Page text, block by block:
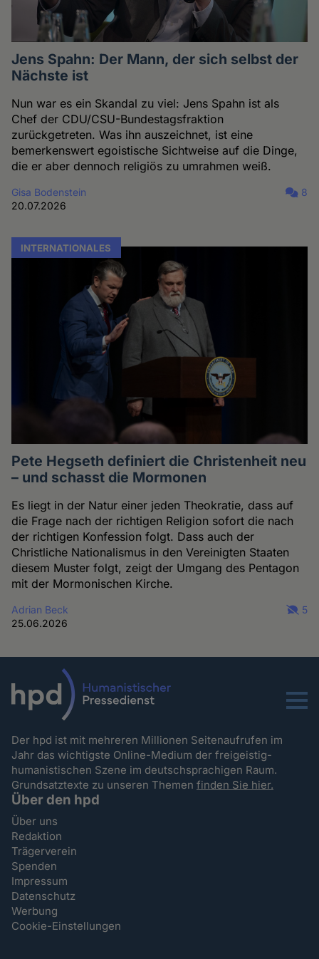
Jens Spahn: Der Mann, der sich selbst der
Nächste ist
Nun war es ein Skandal zu viel: Jens Spahn ist als
Chef der CDU/CSU-Bundestagsfraktion
zurückgetreten. Was ihn auszeichnet, ist eine
bemerkenswert egoistische Sichtweise auf die Dinge,
die er aber dennoch religiös zu umrahmen weiß.
Gisa Bodenstein
20.07.2026
8
INTERNATIONALES
Pete Hegseth definiert die Christenheit neu
– und schasst die Mormonen
Es liegt in der Natur einer jeden Theokratie, dass auf
die Frage nach der richtigen Religion sofort die nach
der richtigen Konfession folgt. Dass auch der
Christliche Nationalismus in den Vereinigten Staaten
diesem Muster folgt, zeigt der Umgang des Pentagon
mit der Mormonischen Kirche.
Adrian Beck
25.06.2026
5
Menu
Der hpd ist mit mehreren Millionen Seitenaufrufen im
Jahr das wichtigste Online-Medium der freigeistig-
humanistischen Szene im deutschsprachigen Raum.
Grundsatztexte zu unseren Themenfinden Sie hier.
Über den hpd
Über uns
Redaktion
Trägerverein
Spenden
Impressum
Datenschutz
Werbung
Cookie-Einstellungen